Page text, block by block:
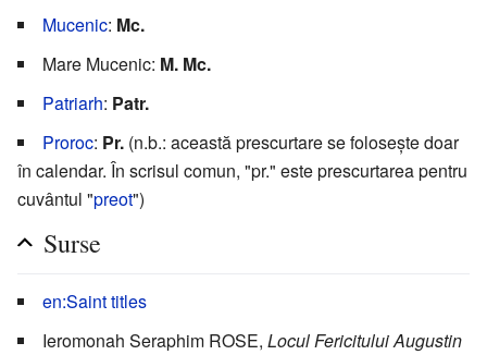
Mucenic: Mc.
Mare Mucenic: M. Mc.
Patriarh: Patr.
Proroc: Pr. (n.b.: această prescurtare se folosește doar
în calendar. În scrisul comun, "pr." este prescurtarea pentru
cuvântul "preot")
Surse
en:Saint titles
Ieromonah Seraphim ROSE, Locul Fericitului Augustin